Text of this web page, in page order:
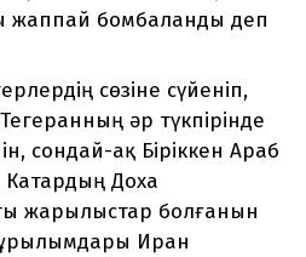
жаппай бомбаланды деп
сөзіне сүйеніп,
әр түкпірінде
сондай-ақ Біріккен Араб
Катардың Доха
жарылыстар болғанын
Иран